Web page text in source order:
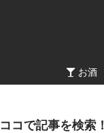
お酒
ココで記事を検索！